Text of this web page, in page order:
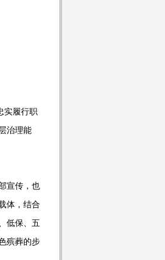
实履行职
治理能
宣传，也
体，结合
低保、五
殡葬的步